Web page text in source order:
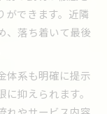
ができます。近隣
、落ち着いて最後
体系も明確に提示
抑えられます。